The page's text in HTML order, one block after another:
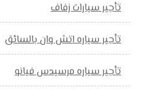
تأجير سيارات زفاف
تأجير سياره اتش وان بالسائق
تأجير سياره مرسيدس فيانو